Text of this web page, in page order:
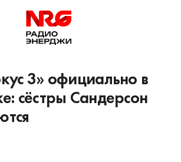
3» официально в
сёстры Сандерсон